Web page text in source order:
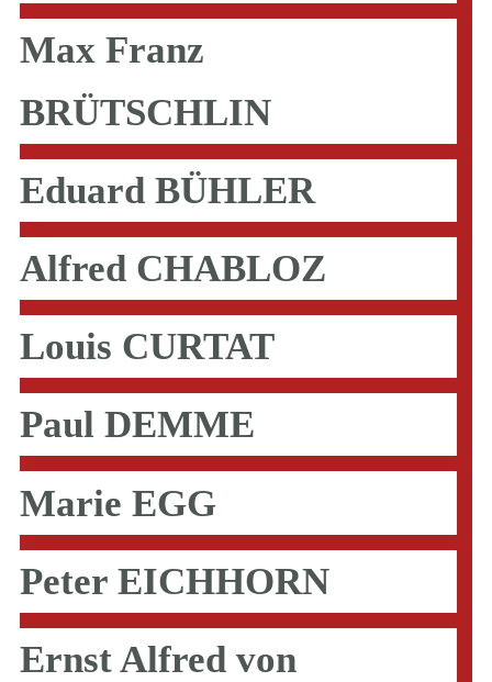
Max Franz
BRÜTSCHLIN
Eduard BÜHLER
Alfred CHABLOZ
Louis CURTAT
Paul DEMME
Marie EGG
Peter EICHHORN
Ernst Alfred von